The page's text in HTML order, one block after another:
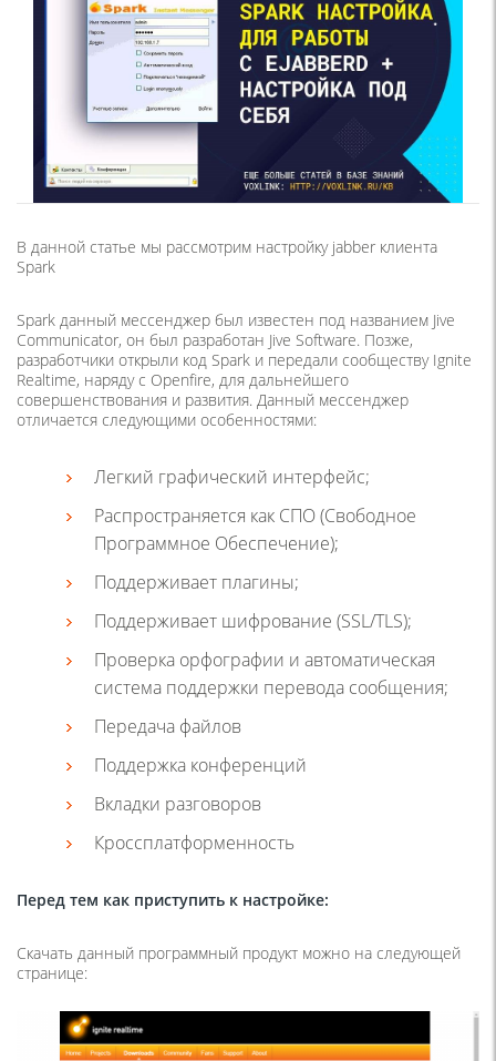
В данной статье мы рассмотрим настройку jabber клиента
Spark
Spark данный мессенджер был известен под названием Jive
Communicator, он был разработан Jive Software. Позже,
разработчики открыли код Spark и передали сообществу Ignite
Realtime, наряду с Openfire, для дальнейшего
совершенствования и развития. Данный мессенджер
отличается следующими особенностями:
Легкий графический интерфейс;
Распространяется как СПО (Свободное
Программное Обеспечение);
Поддерживает плагины;
Поддерживает шифрование (SSL/TLS);
Проверка орфографии и автоматическая
система поддержки перевода сообщения;
Передача файлов
Поддержка конференций
Вкладки разговоров
Кроссплатформенность
Перед тем как приступить к настройке:
Скачать данный программный продукт можно на следующей
странице: